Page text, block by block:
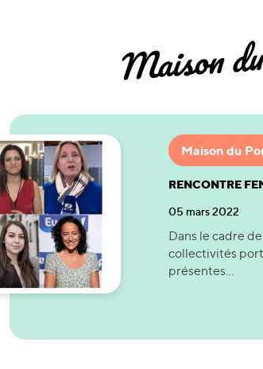
Maison
Maison du
RENCONTRE
05 mars 2022
Dans le cadre
collectivités
présentes...